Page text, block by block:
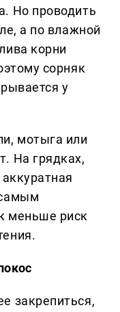
Но проводить
а по влажной
корни
сорняк
у
мотыга или
На грядках,
меньше риск
закрепиться,